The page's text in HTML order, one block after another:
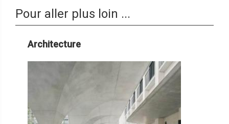
Pour aller plus loin ...
Architecture